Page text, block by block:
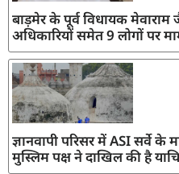
बाड़मेर के पूर्व विधायक
अधिकारियों समेत 9 लोगों पर
ज्ञानवापी परिसर में ASI सर्वे के
मुस्लिम पक्ष ने दाखिल की है